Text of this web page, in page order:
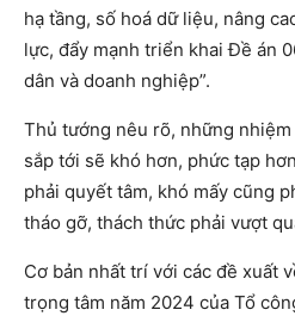
hạ tầng, số hoá dữ liệu, nâng
lực, đẩy mạnh triển khai Đề án
dân và doanh nghiệp”.
Thủ tướng nêu rõ, những
sắp tới sẽ khó hơn, phức tạp
phải quyết tâm, khó mấy cũng
tháo gỡ, thách thức phải vượt
Cơ bản nhất trí với các đề xuất
trọng tâm năm 2024 của Tổ